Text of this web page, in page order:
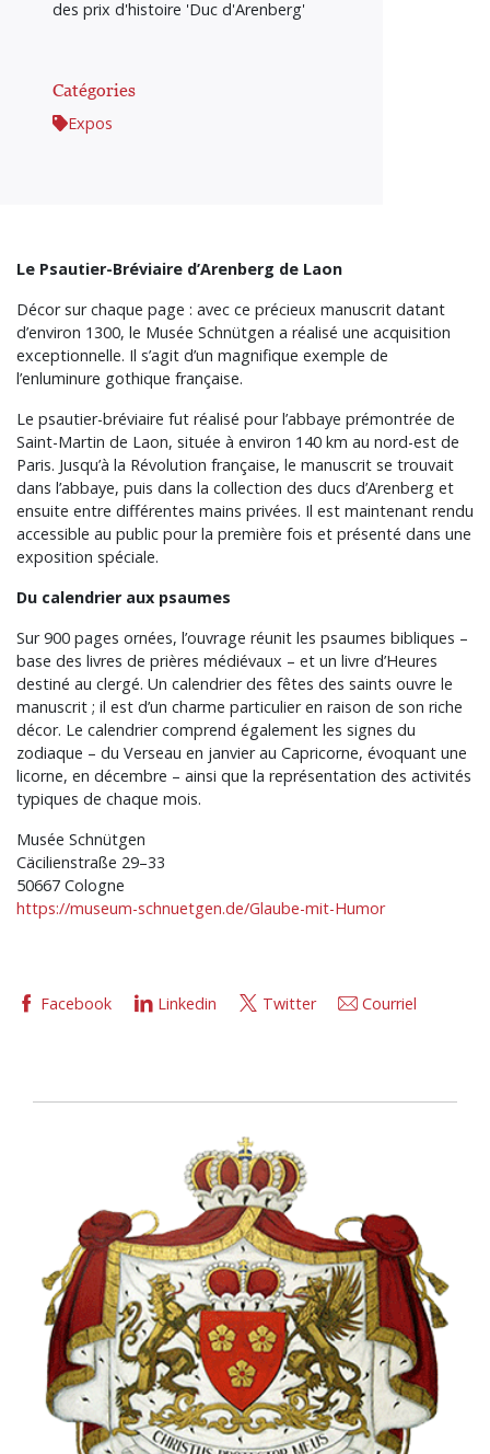
des prix d'histoire 'Duc d'Arenberg'
Catégories
Expos
Le Psautier-Bréviaire d’Arenberg de Laon
Décor sur chaque page : avec ce précieux manuscrit datant
d’environ 1300, le Musée Schnütgen a réalisé une acquisition
exceptionnelle. Il s’agit d’un magnifique exemple de
l’enluminure gothique française.
Le psautier-bréviaire fut réalisé pour l’abbaye prémontrée de
Saint-Martin de Laon, située à environ 140 km au nord-est de
Paris. Jusqu’à la Révolution française, le manuscrit se trouvait
dans l’abbaye, puis dans la collection des ducs d’Arenberg et
ensuite entre différentes mains privées. Il est maintenant rendu
accessible au public pour la première fois et présenté dans une
exposition spéciale.
Du calendrier aux psaumes
Sur 900 pages ornées, l’ouvrage réunit les psaumes bibliques –
base des livres de prières médiévaux – et un livre d’Heures
destiné au clergé. Un calendrier des fêtes des saints ouvre le
manuscrit ; il est d’un charme particulier en raison de son riche
décor. Le calendrier comprend également les signes du
zodiaque – du Verseau en janvier au Capricorne, évoquant une
licorne, en décembre – ainsi que la représentation des activités
typiques de chaque mois.
Musée Schnütgen
Cäcilienstraße 29–33
50667 Cologne
https://museum-schnuetgen.de/Glaube-mit-Humor
Facebook Linkedin Twitter Courriel